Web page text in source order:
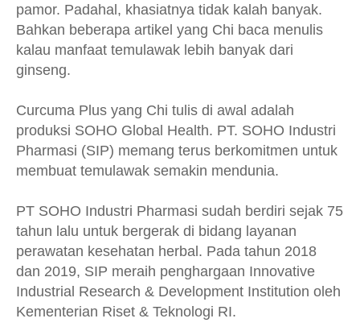
pamor. Padahal, khasiatnya tidak kalah banyak.
Bahkan beberapa artikel yang Chi baca menulis
kalau manfaat temulawak lebih banyak dari
ginseng.
Curcuma Plus yang Chi tulis di awal adalah
produksi SOHO Global Health. PT. SOHO Industri
Pharmasi (SIP) memang terus berkomitmen untuk
membuat temulawak semakin mendunia.
PT SOHO Industri Pharmasi sudah berdiri sejak 75
tahun lalu untuk bergerak di bidang layanan
perawatan kesehatan herbal. Pada tahun 2018
dan 2019, SIP meraih penghargaan Innovative
Industrial Research & Development Institution oleh
Kementerian Riset & Teknologi RI.